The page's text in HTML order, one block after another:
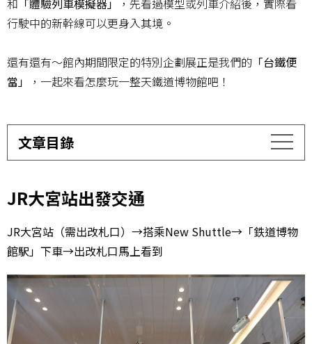
和 「體驗列車模擬器」
，先看過模型或列車介紹後，實際看
行駛中的新幹線可以更身入其境。
還有還有～館內期間限定的特別企劃展正是我們的 「台鐵便
當」
，一起來看怎麼玩一整天鐵道博物館吧！
文章目錄
JR大宮站出發交通
JR大宮站（需出改札口）→搭乘New Shuttle→「鉄道博物
館駅」下車→出改札口馬上看到